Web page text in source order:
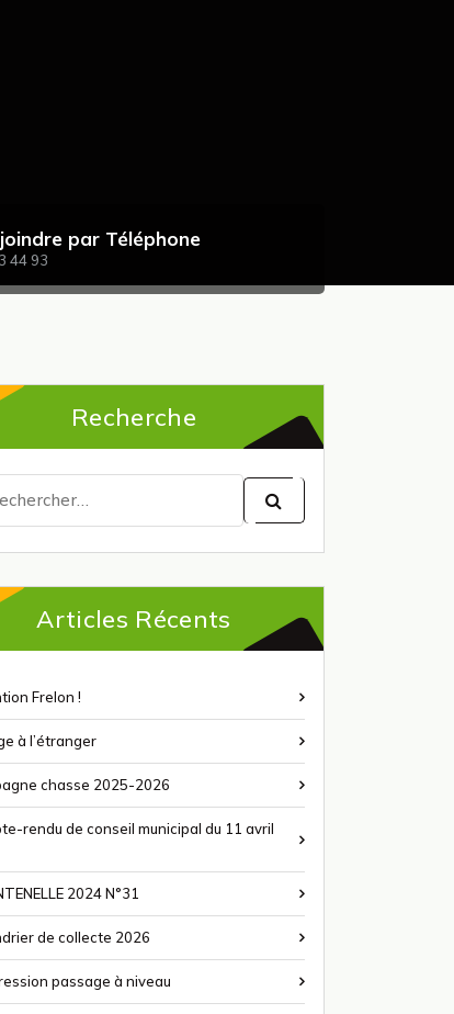
par Téléphone
44 93
Recherche
Articles Récents
Frelon !
à l’étranger
chasse 2025-2026
rendu de conseil municipal du 11 avril
2024 N°31
de collecte 2026
passage à niveau